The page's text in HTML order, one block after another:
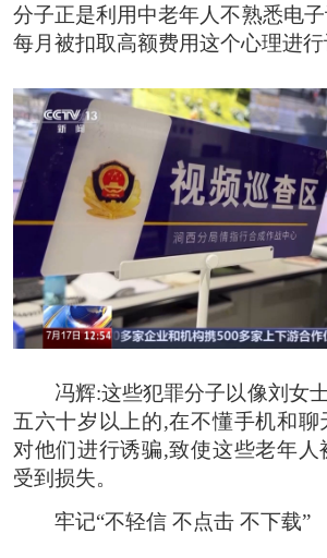
分子正是利用中老年人不熟悉电
每月被扣取高额费用这个心理进行
冯辉:这些犯罪分子以像刘女
五六十岁以上的,在不懂手机和聊
对他们进行诱骗,致使这些老年人
受到损失。
牢记“不轻信 不点击 不下载”